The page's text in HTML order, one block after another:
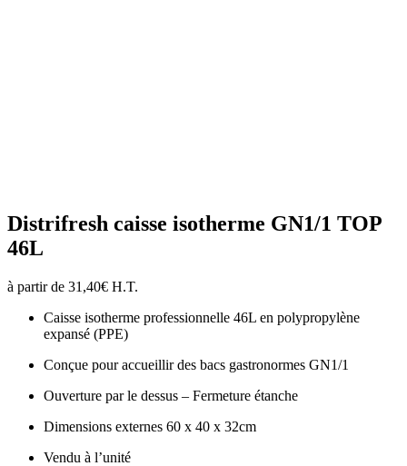
Distrifresh caisse isotherme GN1/1 TOP
46L
à partir de 31,40€ H.T.
Caisse isotherme professionnelle 46L en polypropylène
expansé (PPE)
Conçue pour accueillir des bacs gastronormes GN1/1
Ouverture par le dessus – Fermeture étanche
Dimensions externes 60 x 40 x 32cm
Vendu à l’unité